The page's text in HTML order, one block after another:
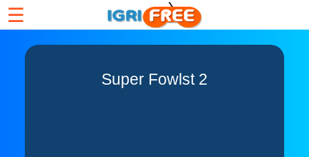
☰
Super Fowlst 2